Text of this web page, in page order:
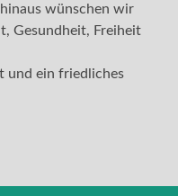
wünschen wir
Gesundheit, Freiheit
und ein friedliches